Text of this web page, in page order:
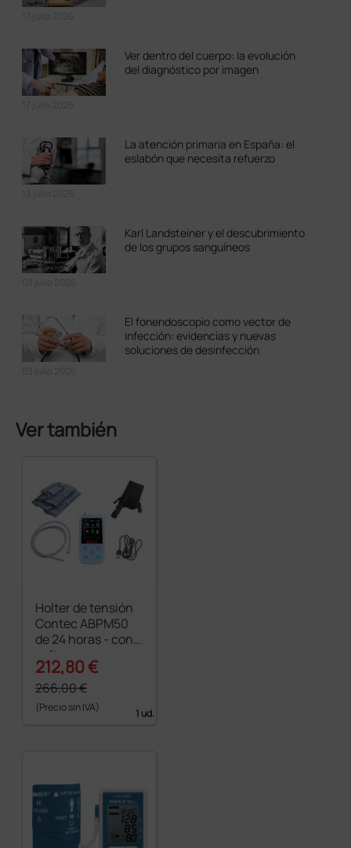
Ver dentro del cuerpo: la evolución
del diagnóstico por imagen
La atención primaria en España: el
eslabón que necesita refuerzo
Karl Landsteiner y el descubrimiento
de los grupos sanguíneos
El fonendoscopio como vector de
infección: evidencias y nuevas
soluciones de desinfección
Ver también
Holter de tensión
Contec ABPM50
de 24 horas - con
software
212,80 €
266,00 €
(Precio sin IVA) 1 ud.